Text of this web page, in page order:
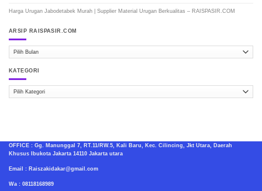
Harga Urugan Jabodetabek Murah | Supplier Material Urugan Berkualitas – RAISPASIR.COM
ARSIP RAISPASIR.COM
ARSIP
KATEGORI
Kategori
OFFICE : Gg. Manunggal 7, RT.11/RW.5, Kali Baru, Kec. Cilincing, Jkt Utara, Daerah
Khusus Ibukota Jakarta 14110 Jakarta utara
Email : Raiszakidakar@gmail.com
Wa : 08118168989